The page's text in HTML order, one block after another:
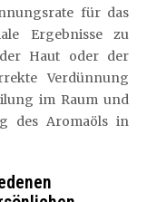
für das
Ergebnisse zu
Haut oder der
Verdünnung
im Raum und
des Aromaöls in